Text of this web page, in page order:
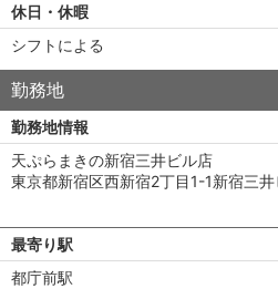
休日・休暇
シフトによる
勤務地
勤務地情報
天ぷらまきの新宿三井ビル店
東京都新宿区西新宿2丁目1-1新宿三井
最寄り駅
都庁前駅